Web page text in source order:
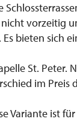
vorzeitig
Es bieten sich
St. Peter.
im Preis
Variante ist